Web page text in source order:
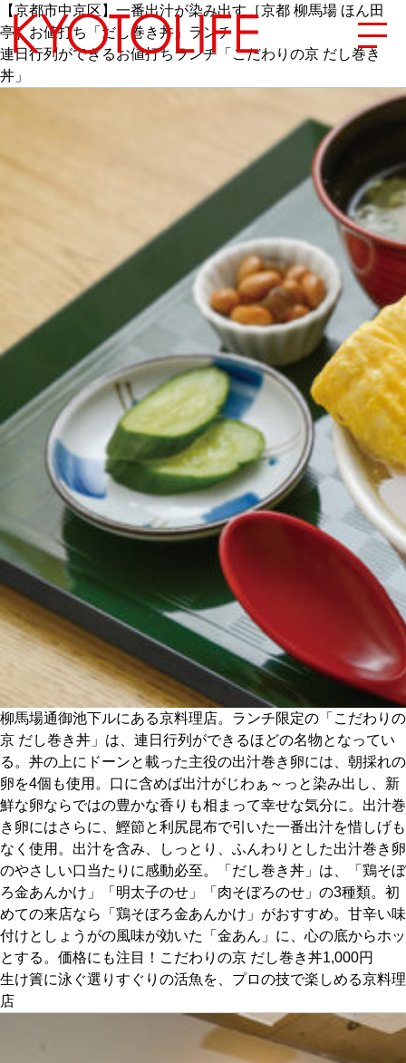
カテゴリーから探す
SPECIAL
NEW OPEN
SERIES
CULTURE
ABOUT US
Instagram
チケットプレゼント応募
MAIN MENU
SERIES
カレーが好き
京都おやつクラブ
私と店のはなし
今月の京みやげ
京都の書店
【京都市中京区】一番出汁が染み出す［京都 柳馬場 ほん田
亭］お値打ち「だし巻き丼」ランチ
連日行列ができるお値打ちランチ「こだわりの京 だし巻き
丼」
柳馬場通御池下ルにある京料理店。ランチ限定の「こだわりの
京 だし巻き丼」は、連日行列ができるほどの名物となってい
る。丼の上にドーンと載った主役の出汁巻き卵には、朝採れの
卵を4個も使用。口に含めば出汁がじわぁ～っと染み出し、新
鮮な卵ならではの豊かな香りも相まって幸せな気分に。出汁巻
き卵にはさらに、鰹節と利尻昆布で引いた一番出汁を惜しげも
なく使用。出汁を含み、しっとり、ふんわりとした出汁巻き卵
のやさしい口当たりに感動必至。「だし巻き丼」は、「鶏そぼ
ろ金あんかけ」「明太子のせ」「肉そぼろのせ」の3種類。初
めての来店なら「鶏そぼろ金あんかけ」がおすすめ。甘辛い味
付けとしょうがの風味が効いた「金あん」に、心の底からホッ
とする。価格にも注目！こだわりの京 だし巻き丼1,000円
生け簀に泳ぐ選りすぐりの活魚を、プロの技で楽しめる京料理
店